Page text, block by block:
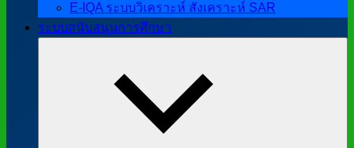
E-IQA ระบบวิเคราะห์ สังเคราะห์ SAR
ระบบสนับสนุนการศึกษา